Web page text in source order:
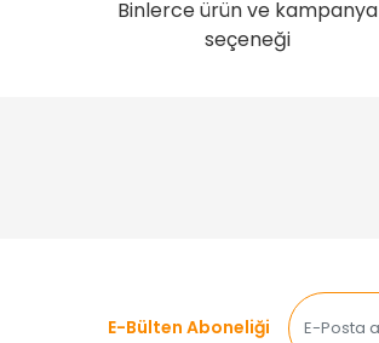
Binlerce ürün ve kampanya
seçeneği
E-Bülten Aboneliği